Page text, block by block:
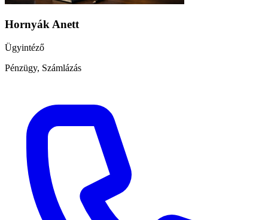
Hornyák Anett
Ügyintéző
Pénzügy, Számlázás